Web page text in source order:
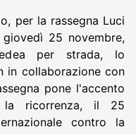
per la rassegna Luci
25 novembre,
per strada, lo
in collaborazione con
pone l'accento
la ricorrenza, il 25
contro la